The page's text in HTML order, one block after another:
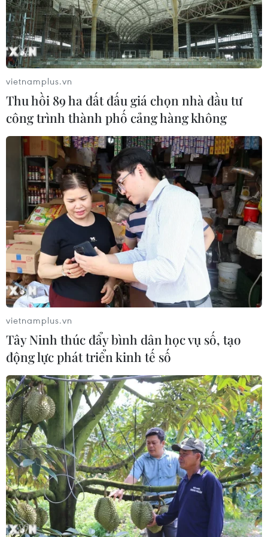
Brunei nhấn mạnh vai trò UNCLOS trong
giải quyết tranh chấp Biển Đông
22/07/2020 04:20
Brunei cho rằng các cuộc đàm phán liên quan đến vấn
đề Biển Đông cần dựa vào Công ước Liên hợp quốc về
Luật Biển (UNCLOS) năm 1982 và luật pháp quốc tế.
Philippines: Giải quyết vấn đề Biển Đông
vietnamplus.vn
Thu hồi 89 ha đất đấu giá chọn nhà đầu tư
công trình thành phố cảng hàng không
vietnamplus.vn
Tây Ninh thúc đẩy bình dân học vụ số, tạo
động lực phát triển kinh tế số